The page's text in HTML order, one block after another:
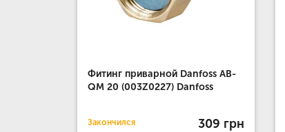
Фитинг приварной Danfoss AB-
QM 20 (003Z0227) Danfoss
Закончился 309 грн